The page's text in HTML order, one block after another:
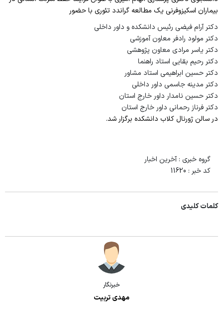
پرستاری
مامایی
فوریتهای پزشکی
فرم ها و فرآیندها
اساتید
دانشجویان
شوراها
آموزشی
تحصیلات تکمیلی
اساتید
کتابخانه دانشکده
رئیس کتابخانه
کارشناس کتابخانه
لینک کتابخانه
اطلاعات پرسنلی دانشکده
فرم نظر سنجی کارکنان
فرم نظر سنجی طرح تکریم
امور رفاهی
صندوق قرض الحسنه
چاپ و تکثیر
بیماران اسکیزوفرنی یک مطالعه گراندد تئوری با حضور
دکتر آرام فیضی رئیس دانشکده و داور داخلی
دکتر مولود رادفر معاون آموزشی
دکتر یاسر مرادی معاون پژوهشی
دکتر رحیم بقایی استاد راهنما
دکتر حسین ابراهیمی استاد مشاور
دکتر مدینه جاسمی داور داخلی
دکتر حسین نامدار داور خارج استان
دکتر فرناز رحمانی داور خارج استان
در سالن ژورنال کلاب دانشکده برگزار شد.
گروه خبری : آخرین اخبار
کد خبر : 11620
کلمات کلیدی
خبرنگار
مهدی تربیت